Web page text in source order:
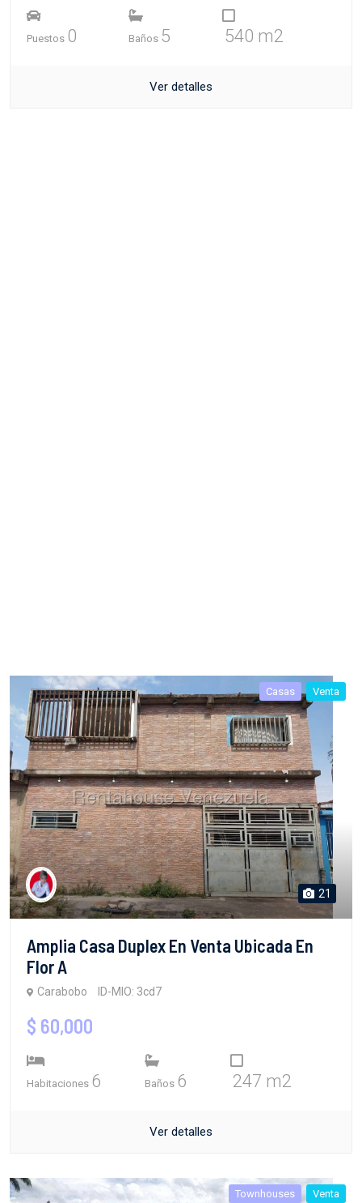
Puestos 0 Baños 5 540 m2
Ver detalles
Casas Venta
21
Amplia Casa Duplex En Venta Ubicada En
Flor A
Carabobo ID-MIO: 3cd7
$ 60,000
Habitaciones 6 Baños 6 247 m2
Ver detalles
Townhouses Venta